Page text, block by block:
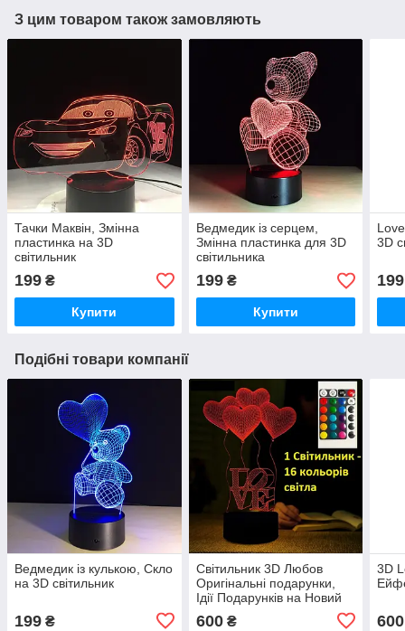
З цим товаром також замовляють
Тачки Маквін, Змінна
пластинка на 3D
світильник
199 ₴
Купити
Ведмедик із серцем,
Змінна пластинка для 3D
світильника
199₴
Купити
3D
199
Подібні товари компанії
Ведмедик із кулькою, Скло
на 3D світильник
199 ₴
Світильник 3D Любов
Оригінальні подарунки,
Ідії Подарунків на Новий
600₴
3D
600